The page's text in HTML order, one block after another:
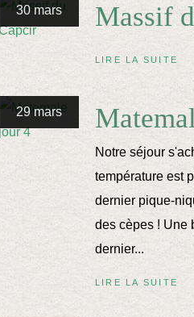
30 mars Massif
LIRE LA SUITE
29 mars
Notre séjour
température est
dernier pique-
des cèpes ! Une
dernier...
LIRE LA SUITE